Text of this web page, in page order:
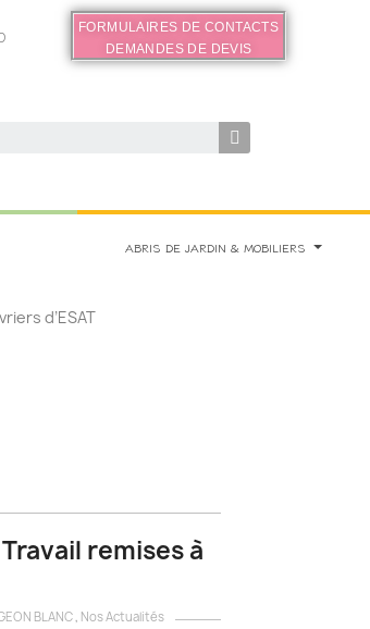
FORMULAIRES DE CONTACTS
DEMANDES DE DEVIS
ABRIS DE JARDIN & MOBILIERS
d’ESAT
remises à
BLANC Nos Actualités